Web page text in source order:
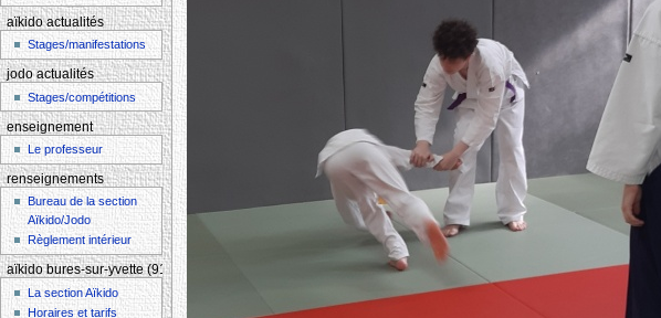
aïkido actualités
Stages/manifestations
jodo actualités
Stages/compétitions
enseignement
Le professeur
renseignements
Bureau de la section
Aïkido/Jodo
Règlement intérieur
aïkido bures-sur-yvette (91)
La section Aïkido
Horaires et tarifs